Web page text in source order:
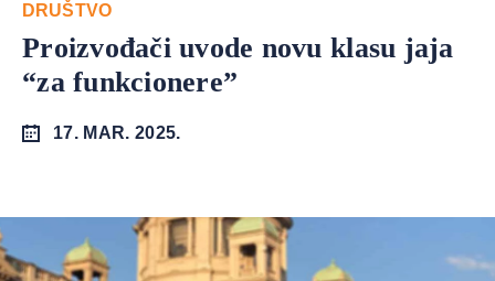
DRUŠTVO
Proizvođači uvode novu klasu jaja
“za funkcionere”
17. MAR. 2025.